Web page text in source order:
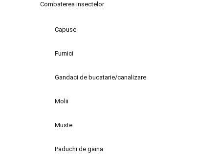
Combaterea insectelor
Capuse
Furnici
Gandaci de bucatarie/canalizare
Molii
Muste
Paduchi de gaina